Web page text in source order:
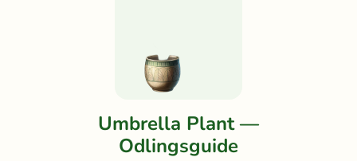
Umbrella Plant —
Odlingsguide